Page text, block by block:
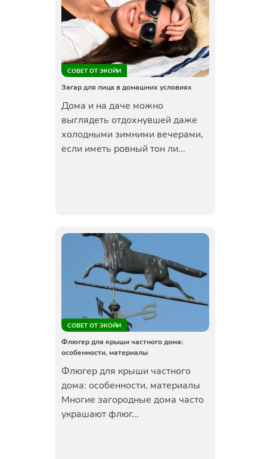
СОВЕТ ОТ ЭКОЙИ
Загар для лица в домашних условиях
Дома и на даче можно
выглядеть отдохнувшей даже
холодными зимними вечерами,
если иметь ровный тон ли...
СОВЕТ ОТ ЭКОЙИ
Флюгер для крыши частного дома:
особенности, материалы
Флюгер для крыши частного
дома: особенности, материалы
Многие загородные дома часто
украшают флюг...